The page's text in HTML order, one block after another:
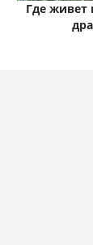
Где живет